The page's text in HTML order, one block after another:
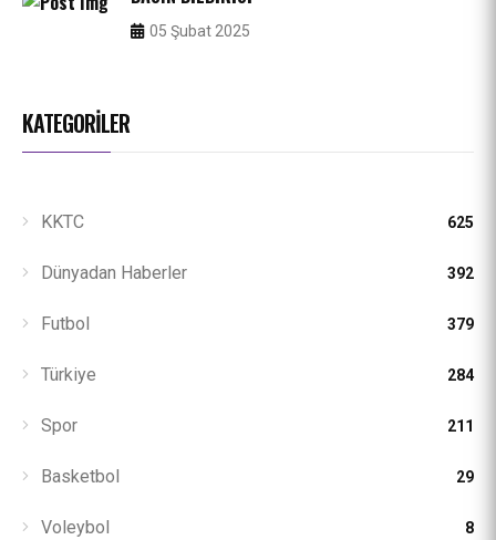
05 Şubat 2025
KATEGORİLER
KKTC 625
Dünyadan Haberler 392
Futbol 379
Türkiye 284
Spor 211
Basketbol 29
Voleybol 8